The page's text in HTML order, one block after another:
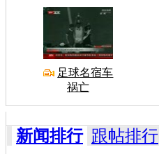
足球名宿车
祸亡
新闻排行 跟帖排行